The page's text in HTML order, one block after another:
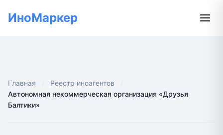
ИноМаркер
Главная
Реестр иноагентов
Автономная некоммерческая организация «Друзья
Балтики»